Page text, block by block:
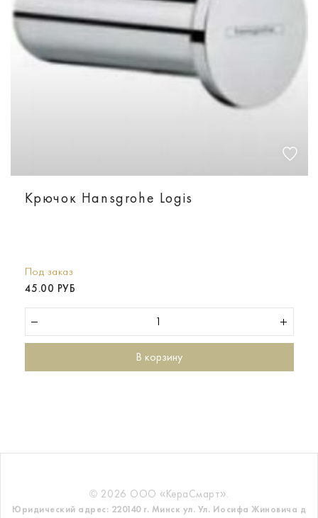
Крючок Hansgrohe Logis
Под заказ
45.00 РУБ
В корзину
© 2026 ООО «КераСмарт».
Юридический адрес: 220140 г. Минск ул. Ул. Иосифа Жиновича д